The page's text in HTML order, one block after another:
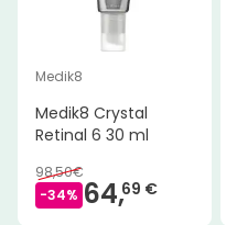
Medik8
Medik8 Crystal
Retinal 6 30 ml
98,50€
-34% 64,69 €